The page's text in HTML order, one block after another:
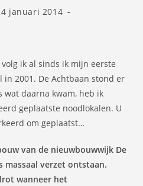
januari 2014
ik al sinds ik mijn eerste
in 2001. De Achtbaan stond er
wat daarna kwam, heb ik
geplaatste noodlokalen. U
om geplaatst…
van de nieuwbouwwijk De
verzet ontstaan.
wanneer het